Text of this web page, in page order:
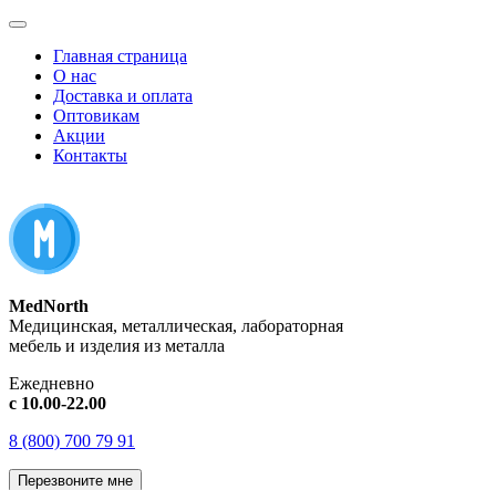
Главная страница
О нас
Доставка и оплата
Оптовикам
Акции
Контакты
MedNorth
Медицинская, металлическая, лабораторная
мебель и изделия из металла
Ежедневно
с 10.00-22.00
8 (800) 700 79 91
Перезвоните мне